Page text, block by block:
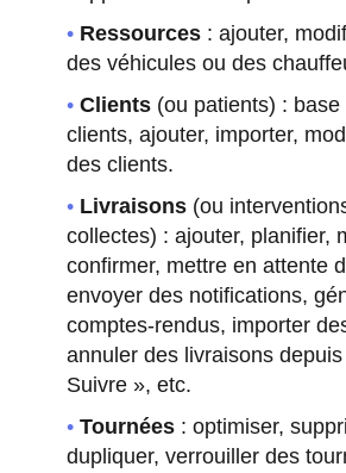
Ressources : ajouter,
des véhicules ou des
Clients (ou patients) :
clients, ajouter, importer,
des clients.
Livraisons (ou
collectes) : ajouter, planifier,
confirmer, mettre en attente
envoyer des notifications,
comptes-rendus, importer
annuler des livraisons
Suivre », etc.
Tournées : optimiser,
dupliquer, verrouiller des